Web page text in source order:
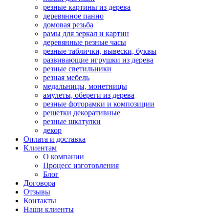
резные картины из дерева
деревянное панно
домовая резьба
рамы для зеркал и картин
деревянные резные часы
резные таблички, вывески, буквы
развивающие игрушки из дерева
резные светильники
резная мебель
медальницы, монетницы
амулеты, обереги из дерева
резные фоторамки и композиции
решетки декоративные
резные шкатулки
декор
Оплата и доставка
Клиентам
О компании
Процесс изготовления
Блог
Договора
Отзывы
Контакты
Наши клиенты